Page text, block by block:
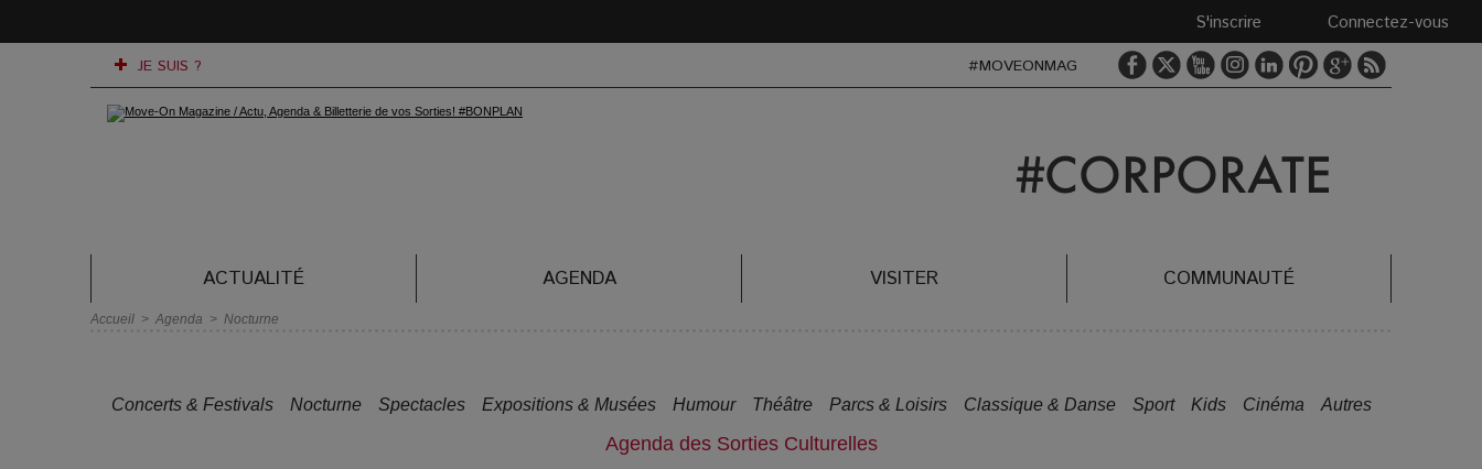
Connectez-vous
S'inscrire
JE SUIS ? #MOVEONMAG
ACTUALITÉ AGENDA VISITER COMMUNAUTÉ
Accueil > Agenda > Nocturne
Concerts & Festivals Nocturne Spectacles Expositions & Musées Humour Théâtre Parcs & Loisirs Classique & Danse Sport Kids Cinéma Autres
Agenda des Sorties Culturelles